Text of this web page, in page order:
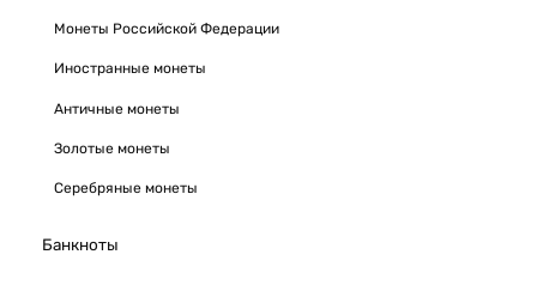
Монеты Российской Федерации
Иностранные монеты
Античные монеты
Золотые монеты
Серебряные монеты
Банкноты